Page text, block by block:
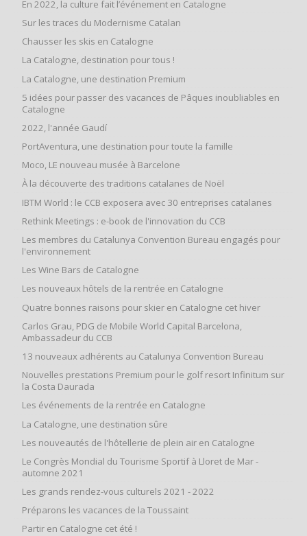
En 2022, la culture fait l’événement en Catalogne
Sur les traces du Modernisme Catalan
Chausser les skis en Catalogne
La Catalogne, destination pour tous !
La Catalogne, une destination Premium
5 idées pour passer des vacances de Pâques inoubliables en
Catalogne
2022, l'année Gaudí
PortAventura, une destination pour toute la famille
Moco, LE nouveau musée à Barcelone
À la découverte des traditions catalanes de Noël
IBTM World : le CCB exposera avec 30 entreprises catalanes
Rethink Meetings : e-book de l'innovation du CCB
Les membres du Catalunya Convention Bureau engagés pour
l'environnement
Les Wine Bars de Catalogne
Les nouveaux hôtels de la rentrée en Catalogne
Quatre bonnes raisons pour skier en Catalogne cet hiver
Carlos Grau, PDG de Mobile World Capital Barcelona,
Ambassadeur du CCB
13 nouveaux adhérents au Catalunya Convention Bureau
Nouvelles prestations Premium pour le golf resort Infinitum sur
la Costa Daurada
Les événements de la rentrée en Catalogne
La Catalogne, une destination sûre
Les nouveautés de l'hôtellerie de plein air en Catalogne
Le Congrès Mondial du Tourisme Sportif à Lloret de Mar -
automne 2021
Les grands rendez-vous culturels 2021 - 2022
Préparons les vacances de la Toussaint
Partir en Catalogne cet été !